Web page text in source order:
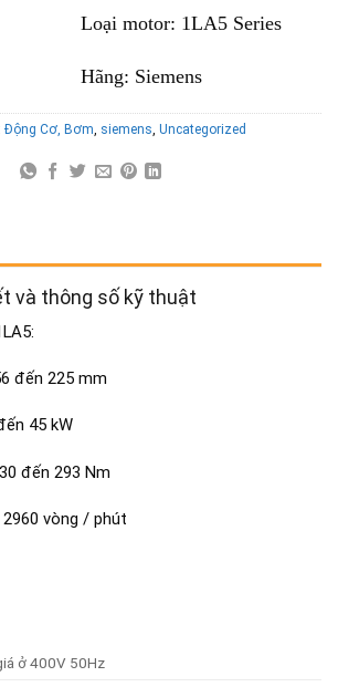
Loại motor: 1LA5 Series
Hãng: Siemens
Động Cơ, Bơm, siemens, Uncategorized
và thông số kỹ thuật
đến 225 mm
45 kW
đến 293 Nm
vòng / phút
ở 400V 50Hz